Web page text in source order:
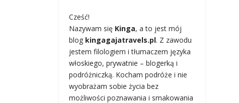
Cześć!
Nazywam się Kinga, a to jest mój
blog kingagajatravels.pl. Z zawodu
jestem filologiem i tłumaczem języka
włoskiego, prywatnie – blogerką i
podróżniczką. Kocham podróże i nie
wyobrażam sobie życia bez
możliwości poznawania i smakowania